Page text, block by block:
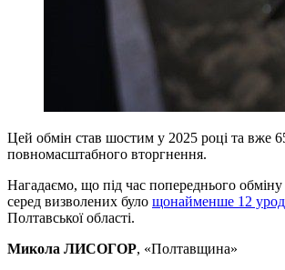
Цей обмін став шостим у 2025 році та вже
повномасштабного вторгнення.
Нагадаємо, що під час попереднього
серед визволених було щонайменше 12
Полтавської області.
Микола ЛИСОГОР, «Полтавщина»